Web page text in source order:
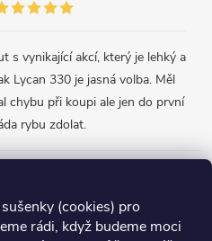
(cookies) pro
rádi, když budeme moci
s vynikající akcí, který je lehký a
Lycan 330 je jasná volba. Měl
chybu při koupi ale jen do první
rybu zdolat.